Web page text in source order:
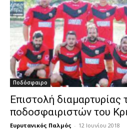
Ποδόσφαιρο
Επιστολή διαμαρτυρίας
ποδοσφαιριστών του
Ευρυτανικός Παλμός - 12 Ιουνίου 2018